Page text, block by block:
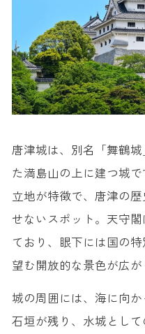
唐津城は、別名「舞鶴
た満島山の上に建つ城
立地が特徴で、唐津の
せないスポット。天守
ており、眼下には国の
望む開放的な景色が広が
城の周囲には、海に向
石垣が残り、水城として